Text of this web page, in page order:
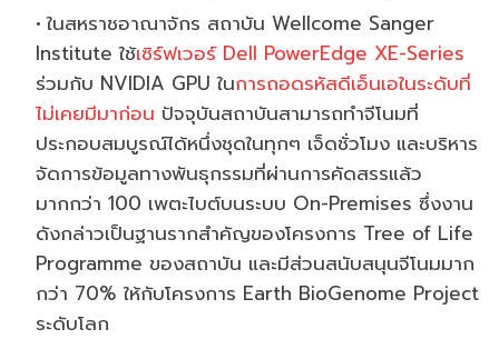
ในสหราชอาณาจักร สถาบัน Wellcome Sanger
Institute ใช้เซิร์ฟเวอร์ Dell PowerEdge XE-Series
ร่วมกับ NVIDIA GPU ในการถอดรหัสดีเอ็นเอในระดับที่
ไม่เคยมีมาก่อน ปัจจุบันสถาบันสามารถทำจีโนมที่
ประกอบสมบูรณ์ได้หนึ่งชุดในทุกๆ เจ็ดชั่วโมง และบริหาร
จัดการข้อมูลทางพันธุกรรมที่ผ่านการคัดสรรแล้ว
มากกว่า 100 เพตะไบต์บนระบบ On-Premises ซึ่งงาน
ดังกล่าวเป็นฐานรากสำคัญของโครงการ Tree of Life
Programme ของสถาบัน และมีส่วนสนับสนุนจีโนมมาก
กว่า 70% ให้กับโครงการ Earth BioGenome Project
ระดับโลก